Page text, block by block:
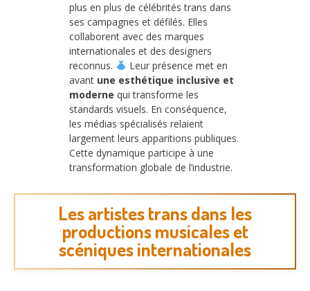
plus en plus de célébrités trans dans
ses campagnes et défilés. Elles
collaborent avec des marques
internationales et des designers
reconnus.
Leur présence met en
avant une esthétique inclusive et
moderne qui transforme les
standards visuels. En conséquence,
les médias spécialisés relaient
largement leurs apparitions publiques.
Cette dynamique participe à une
transformation globale de l’industrie.
Les artistes trans dans les
productions musicales et
scéniques internationales